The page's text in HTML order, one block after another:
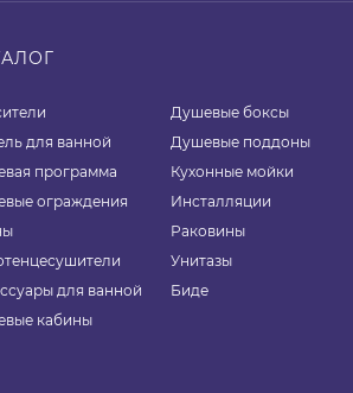
для ванной
программа
ограждения
для ванной
кабины
Душевые боксы
Душевые поддоны
Кухонные мойки
Инсталляции
Раковины
Унитазы
Биде